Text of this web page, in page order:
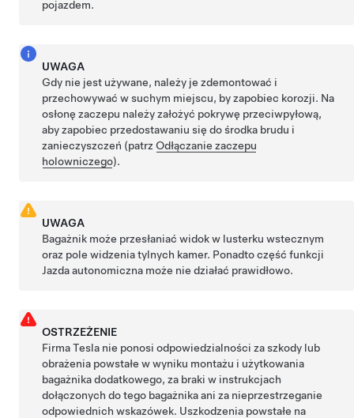
pojazdem.
UWAGA
Gdy nie jest używane, należy je zdemontować i
przechowywać w suchym miejscu, by zapobiec korozji. Na
osłonę zaczepu należy założyć pokrywę przeciwpyłową,
aby zapobiec przedostawaniu się do środka brudu i
zanieczyszczeń (patrzOdłączanie zaczepu
holowniczego).
UWAGA
Bagażnik może przesłaniać widok w lusterku wstecznym
oraz pole widzenia tylnych kamer. Ponadto część funkcji
Jazda autonomiczna może nie działać prawidłowo.
OSTRZEŻENIE
Firma Tesla nie ponosi odpowiedzialności za szkody lub
obrażenia powstałe w wyniku montażu i użytkowania
bagażnika dodatkowego, za braki w instrukcjach
dołączonych do tego bagażnika ani za nieprzestrzeganie
odpowiednich wskazówek. Uszkodzenia powstałe na